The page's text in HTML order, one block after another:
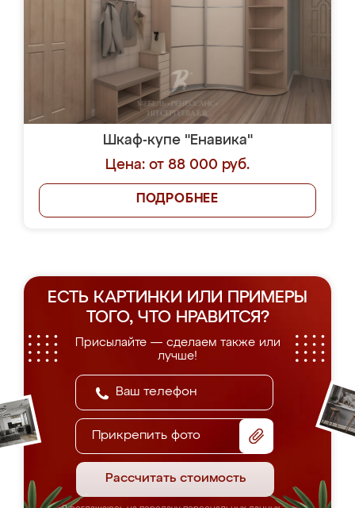
Шкаф-купе "Енавика"
Цена: от 88 000 руб.
ПОДРОБНЕЕ
ЕСТЬ КАРТИНКИ ИЛИ ПРИМЕРЫ
ТОГО, ЧТО НРАВИТСЯ?
Присылайте — сделаем также или
лучше!
Прикрепить фото
Рассчитать стоимость